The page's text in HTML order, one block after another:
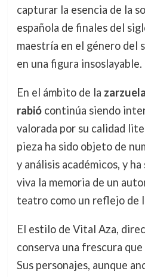
capturar la esencia de la
española de finales del
maestría en el género del
en una figura insoslayable.
En el ámbito de la zarzuela
rabiócontinúa siendo
valorada por su calidad
pieza ha sido objeto de
y análisis académicos, y
viva la memoria de un
teatro como un reflejo de
El estilo de Vital Aza,
conserva una frescura
Sus personajes, aunque